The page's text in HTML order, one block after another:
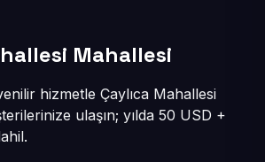
Mahallesi
hizmetle Çaylıca Mahallesi
ulaşın; yılda 50 USD +